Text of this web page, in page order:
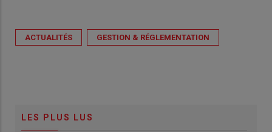
ACTUALITÉS GESTION & RÉGLEMENTATION
LES PLUS LUS